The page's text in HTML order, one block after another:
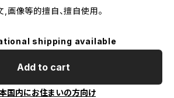
像等的擅自、擅自使用。
shipping available
Add to cart
国内にお住まいの方向け